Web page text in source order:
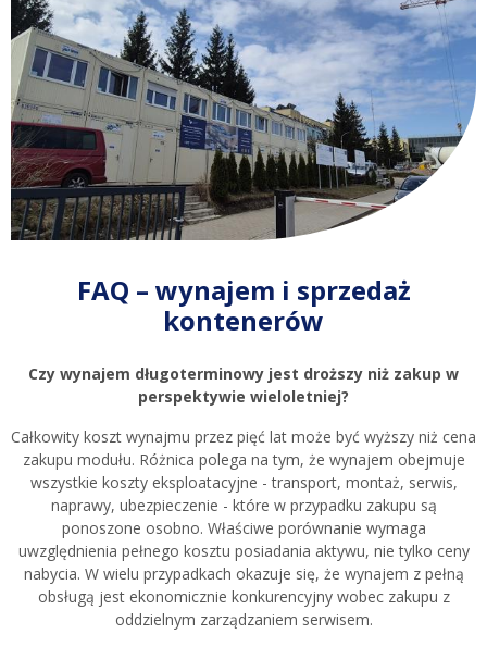
FAQ – wynajem i sprzedaż
kontenerów
Czy wynajem długoterminowy jest droższy niż zakup w
perspektywie wieloletniej?
Całkowity koszt wynajmu przez pięć lat może być wyższy niż cena
zakupu modułu. Różnica polega na tym, że wynajem obejmuje
wszystkie koszty eksploatacyjne - transport, montaż, serwis,
naprawy, ubezpieczenie - które w przypadku zakupu są
ponoszone osobno. Właściwe porównanie wymaga
uwzględnienia pełnego kosztu posiadania aktywu, nie tylko ceny
nabycia. W wielu przypadkach okazuje się, że wynajem z pełną
obsługą jest ekonomicznie konkurencyjny wobec zakupu z
oddzielnym zarządzaniem serwisem.